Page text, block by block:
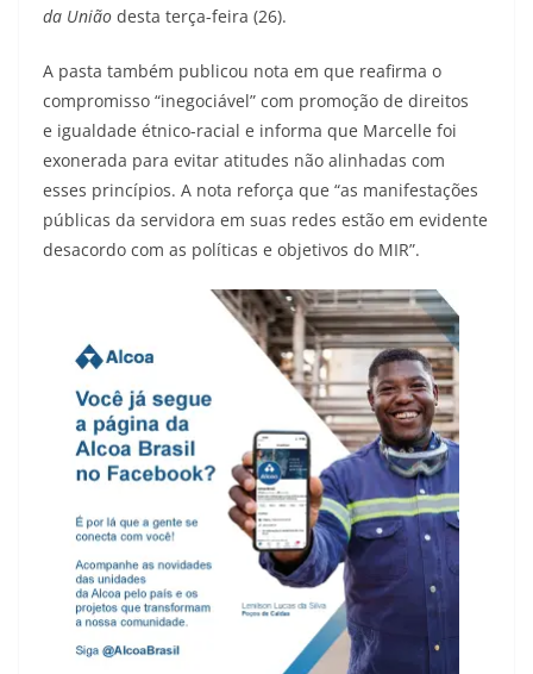
da União desta terça-feira (26).
A pasta também publicou nota em que reafirma o
compromisso “inegociável” com promoção de direitos
e igualdade étnico-racial e informa que Marcelle foi
exonerada para evitar atitudes não alinhadas com
esses princípios. A nota reforça que “as manifestações
públicas da servidora em suas redes estão em evidente
desacordo com as políticas e objetivos do MIR”.